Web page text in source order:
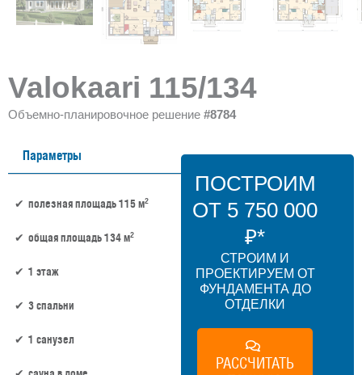
Valokaari 115/134
Объемно-планировочное решение #8784
Параметры
полезная площадь 115 м2
общая площадь 134 м2
1 этаж
3 спальни
1 санузел
ПОСТРОИМ
ОТ 5 750 000
₽*
СТРОИМ И
ПРОЕКТИРУЕМ ОТ
ФУНДАМЕНТА ДО
ОТДЕЛКИ
РАССЧИТАТЬ